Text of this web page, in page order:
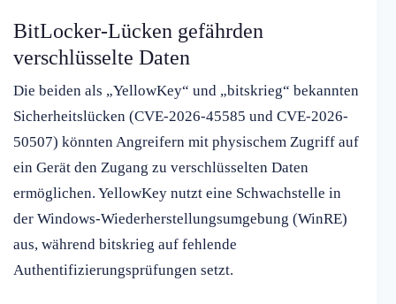
BitLocker-Lücken gefährden
verschlüsselte Daten
Die beiden als „YellowKey“ und „bitskrieg“ bekannten
Sicherheitslücken (CVE-2026-45585 und CVE-2026-
50507) könnten Angreifern mit physischem Zugriff auf
ein Gerät den Zugang zu verschlüsselten Daten
ermöglichen. YellowKey nutzt eine Schwachstelle in
der Windows-Wiederherstellungsumgebung (WinRE)
aus, während bitskrieg auf fehlende
Authentifizierungsprüfungen setzt.